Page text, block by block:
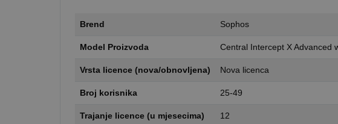
Brend Sophos
Model Proizvoda Central Intercept X Advanced
Vrsta licence (nova/obnovljena) Nova licenca
Broj korisnika 25-49
Trajanje licence (u mjesecima) 12